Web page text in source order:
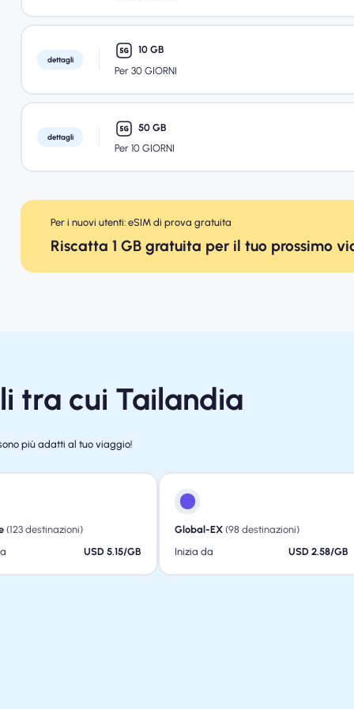
dettagli
10 GB
Per 30 GIORNI
dettagli
50 GB
Per 10 GIORNI
Per i nuovi utenti: eSIM di prova gratuita
Riscatta 1 GB gratuita per il tuo prossimo
tra cui Tailandia
più adatti al tuo viaggio!
(123 destinazioni)
USD 5.15/GB
Global-EX (98 destinazioni)
Inizia da
USD 2.58/GB